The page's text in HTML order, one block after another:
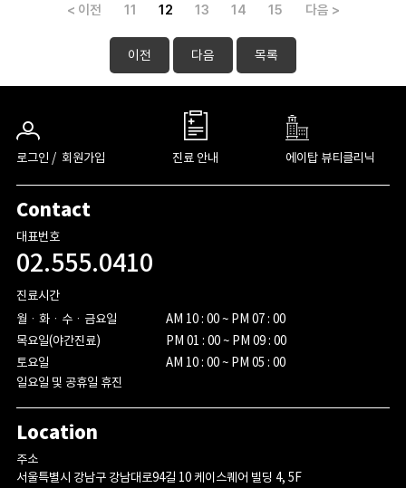
< 이전 11 12 13 14 15 다음 >
이전 다음 목록
로그인 / 회원가입 진료 안내 에이탑 뷰티클리닉
Contact
대표번호
02.555.0410
진료시간
월ㆍ화ㆍ수ㆍ금요일
목요일(야간진료)
토요일
AM 10 : 00 ~ PM 07 : 00
PM 01 : 00 ~ PM 09 : 00
AM 10 : 00 ~ PM 05 : 00
일요일 및 공휴일 휴진
Location
주소
서울특별시 강남구 강남대로94길 10 케이스퀘어 빌딩 4, 5F